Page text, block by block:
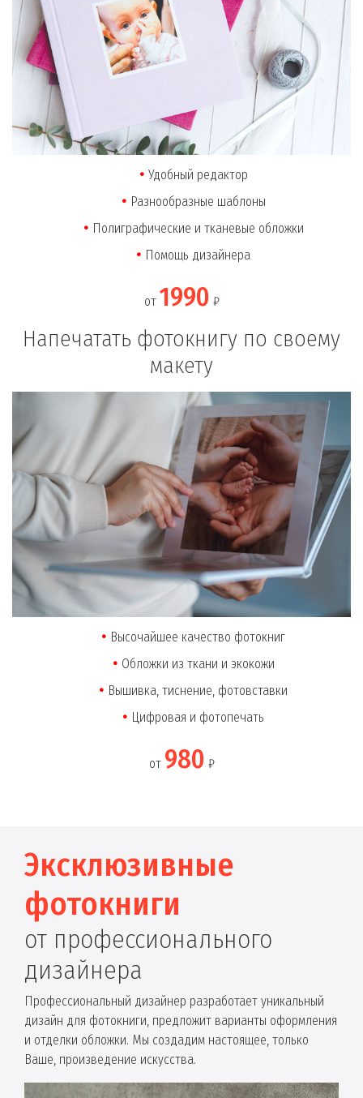
Удобный редактор
Разнообразные шаблоны
Полиграфические и тканевые обложки
Помощь дизайнера
от 1990 ₽
Напечатать фотокнигу по своему
макету
Высочайшее качество фотокниг
Обложки из ткани и экокожи
Вышивка, тиснение, фотовставки
Цифровая и фотопечать
от 980 ₽
Эксклюзивные
фотокниги
от профессионального
дизайнера
Профессиональный дизайнер разработает уникальный
дизайн для фотокниги, предложит варианты оформления
и отделки обложки. Мы создадим настоящее, только
Ваше, произведение искусства.